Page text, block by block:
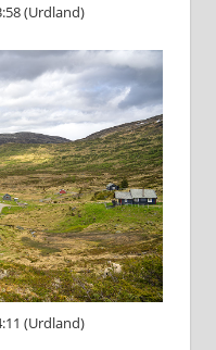
(Urdland)
(Urdland)